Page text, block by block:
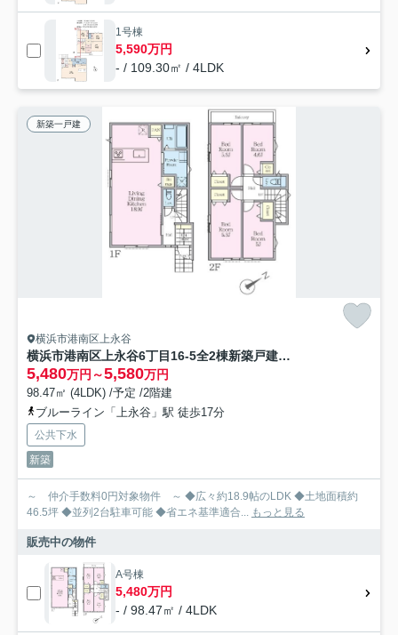
1号棟
5,590万円
- / 109.30㎡ / 4LDK
新築一戸建
横浜市港南区上永谷
横浜市港南区上永谷6丁目16-5全2棟新築戸建て★仲介手数料無料★（永野小学校・上永谷中学校）
5,480万円～5,580万円
98.47㎡ (4LDK) /予定 /2階建
ブルーライン「上永谷」駅 徒歩17分
公共下水
新築
～ 仲介手数料0円対象物件 ～ ◆広々約18.9帖のLDK ◆土地面積約
46.5坪 ◆並列2台駐車可能 ◆省エネ基準適合... もっと見る
販売中の物件
A号棟
5,480万円
- / 98.47㎡ / 4LDK